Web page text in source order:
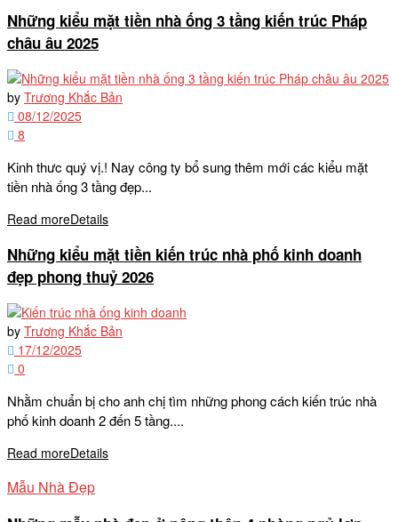
Những kiểu mặt tiền nhà ống 3 tầng kiến trúc Pháp
châu âu 2025
by Trương Khắc Bản
08/12/2025
8
Kinh thưc quý vị.! Nay công ty bổ sung thêm mới các kiểu mặt
tiền nhà ống 3 tầng đẹp...
Read moreDetails
Những kiểu mặt tiền kiến trúc nhà phố kinh doanh
đẹp phong thuỷ 2026
by Trương Khắc Bản
17/12/2025
0
Nhằm chuẩn bị cho anh chị tìm những phong cách kiến trúc nhà
phố kinh doanh 2 đến 5 tầng....
Read moreDetails
Mẫu Nhà Đẹp